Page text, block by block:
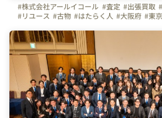
#株式会社アールイコール #査定 #出張買取
#リユース #古物 #はたらく人 #大阪府 #東
#写真で伝える会社の雰囲気
#会
#キャリアアップ #スキルアップ
#買取スタッフ #オープニングスタッフ #オ
#神戸
#自慢の福利厚生 #会社紹介
#男女活躍中